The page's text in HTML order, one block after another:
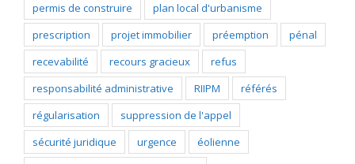
permis de construire
plan local d'urbanisme
prescription
projet immobilier préemption
pénal
recevabilité
recours gracieux
refus
responsabilité administrative
RIIPM
référés
régularisation
suppression de l'appel
sécurité juridique
urgence
éolienne